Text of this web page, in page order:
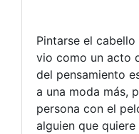
Pintarse el
vio como un acto
del pensamiento
a una moda más,
persona con el
alguien que